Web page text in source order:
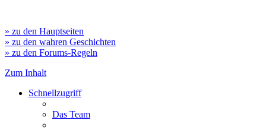
» zu den Hauptseiten
» zu den wahren Geschichten
» zu den Forums-Regeln
Zum Inhalt
Schnellzugriff
Das Team